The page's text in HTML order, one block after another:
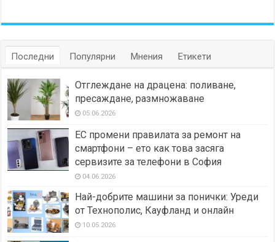
Последни Популярни Мнения Етикети
Отглеждане на драцена: поливане,
пресаждане, размножаване
05.06.2026
ЕС промени правилата за ремонт на
смартфони – ето как това засяга
сервизите за телефони в София
04.06.2026
Най-добрите машини за понички: Уреди
от Технополис, Кауфланд и онлайн
10.05.2026